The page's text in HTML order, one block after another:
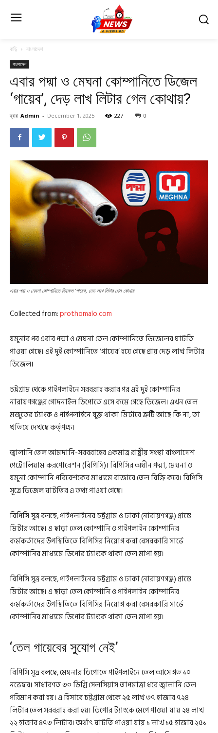
বাড়ি বাংলাদেশ
বাংলাদেশ
এবার পদ্মা ও মেঘনা কোম্পানিতে ডিজেল
‘গায়েব’, দেড় লাখ লিটার গেল কোথায়?
দ্বারা Admin - December 1, 2025 227 0
এবার পদ্মা ও মেঘনা কোম্পানিতে ডিজেল ‘গায়েব’, দেড় লাখ লিটার গেল কোথায়
Collected from:prothomalo.com
যমুনার পর এবার পদ্মা ও মেঘনা তেল কোম্পানিতে ডিজেলের ঘাটতি
পাওয়া গেছে। এই দুই কোম্পানিতে ‘গায়েব’ হয়ে গেছে প্রায় দেড় লাখ লিটার
ডিজেল।
চট্টগ্রাম থেকে পাইপলাইনে সরবরাহ করার পর এই দুই কোম্পানির
নারায়ণগঞ্জের গোদনাইল ডিপোতে এসে কমে গেছে ডিজেল। এখন তেল
মজুতের ট্যাংক ও পাইপলাইনে যুক্ত থাকা মিটারে ত্রুটি আছে কি না, তা
খতিয়ে দেখছে কর্তৃপক্ষ।
জ্বালানি তেল আমদানি-সরবরাহের একমাত্র রাষ্ট্রীয় সংস্থা বাংলাদেশ
পেট্রোলিয়াম করপোরেশন (বিপিসি)। বিপিসির অধীন পদ্মা, মেঘনা ও
যমুনা কোম্পানি পরিবেশকের মাধ্যমে বাজারে তেল বিক্রি করে। বিপিসি
সূত্রে ডিজেল ঘাটতির এ তথ্য পাওয়া গেছে।
বিপিসি সূত্র বলছে, পাইপলাইনের চট্টগ্রাম ও ঢাকা (নারায়ণগঞ্জ) প্রান্তে
মিটার আছে। এ ছাড়া তেল কোম্পানি ও পাইপলাইন কোম্পানির
কর্মকর্তাদের উপস্থিতিতে বিপিসির নিয়োগ করা বেসরকারি সার্ভে
কোম্পানির মাধ্যমে ডিপোর ট্যাংকে থাকা তেল মাপা হয়।
বিপিসি সূত্র বলছে, পাইপলাইনের চট্টগ্রাম ও ঢাকা (নারায়ণগঞ্জ) প্রান্তে
মিটার আছে। এ ছাড়া তেল কোম্পানি ও পাইপলাইন কোম্পানির
কর্মকর্তাদের উপস্থিতিতে বিপিসির নিয়োগ করা বেসরকারি সার্ভে
কোম্পানির মাধ্যমে ডিপোর ট্যাংকে থাকা তেল মাপা হয়।
‘তেল গায়েবের সুযোগ নেই’
বিপিসি সূত্র বলছে, মেঘনার ডিপোতে পাইপলাইনে তেল আসে গত ১০
নভেম্বর। সাধারণত ৩০ ডিগ্রি সেলসিয়াস তাপমাত্রা ধরে জ্বালানি তেল
পরিমাপ করা হয়। এ হিসাবে চট্টগ্রাম থেকে ২৫ লাখ ৩৭ হাজার ৭২৪
লিটার তেল সরবরাহ করা হয়। ডিপোর ট্যাংকে মেপে পাওয়া যায় ২৪ লাখ
২২ হাজার ৪৭৩ লিটার। অর্থাৎ ঘাটতি পাওয়া যায় ১ লাখ ১৫ হাজার ২৫১